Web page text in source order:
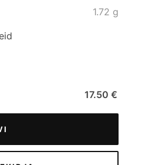
1.72 g
17.50 €